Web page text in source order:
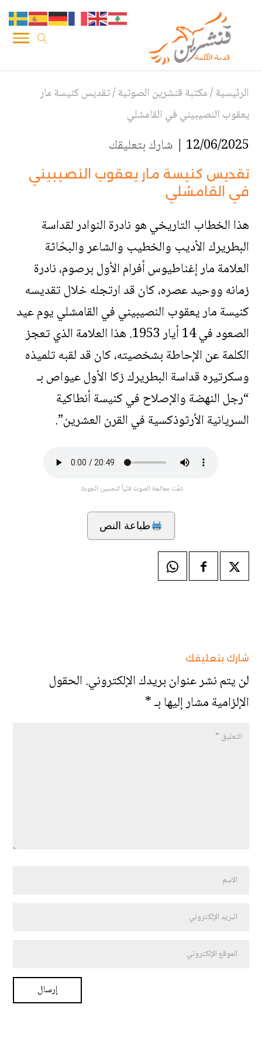
الرئيسية/مكتبة قنشرين الصوتية/تقديس كنيسة مار
يعقوب النصيبيني في القامشلي
12/06/2025 | شارك بتعليقك
تقديس كنيسة مار يعقوب النصيبيني
في القامشلي
هذا الخطاب التاريخي هو نادرة النوادر لقداسة
البطريرك الأديب والخطيب والشاعر والبحّاثة
العلامة مار إغناطيوس أفرام الأول برصوم، نادرة
زمانه ووحيد عصره، كان قد ارتجله خلال تقديسه
كنيسة مار يعقوب النصيبيني في القامشلي يوم عيد
الصعود في 14 أيار 1953. هذا العلامة الذي تعجز
الكلمة عن الإحاطة بشخصيته، كان قد لقبه تلميذه
وسكرتيره قداسة البطريرك زكا الأول عيواص بـ
“رجل النهضة والإصلاح في كنيسة أنطاكية
السريانية الأرثوذكسية في القرن العشرين”.
تمّت معالجة الصوت فنّياً لتحسين الجودة.
طباعة النص
شارك بتعليقك
لن يتم نشر عنوان بريدك الإلكتروني.الحقول
الإلزامية مشار إليها بـ*